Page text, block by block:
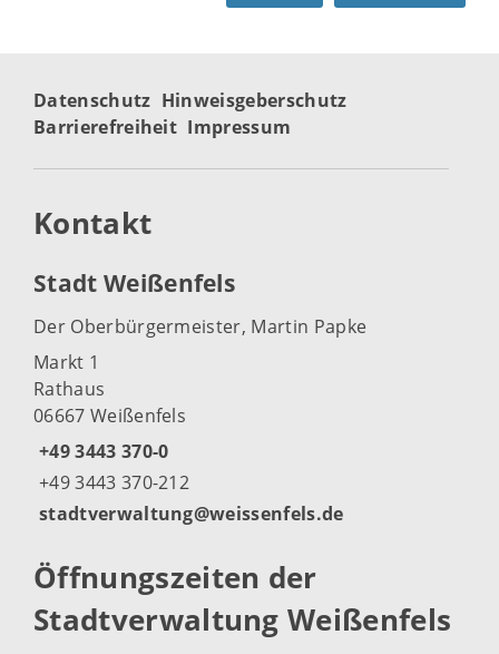
Datenschutz Hinweisgeberschutz
Barrierefreiheit Impressum
Kontakt
Stadt Weißenfels
Der Oberbürgermeister, Martin Papke
Markt 1
Rathaus
06667 Weißenfels
+49 3443 370-0
+49 3443 370-212
stadtverwaltung@weissenfels.de
Öffnungszeiten der
Stadtverwaltung Weißenfels